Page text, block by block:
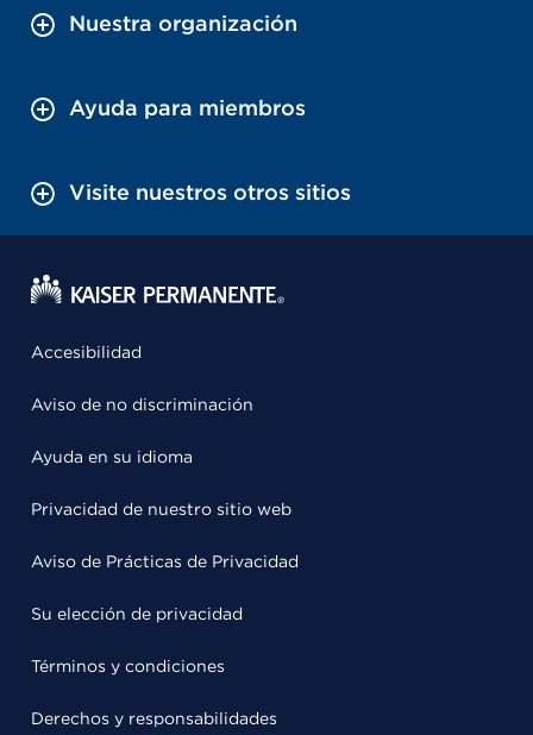
Nuestra organización
Ayuda para miembros
Visite nuestros otros sitios
Accesibilidad
Aviso de no discriminación
Ayuda en su idioma
Privacidad de nuestro sitio web
Aviso de Prácticas de Privacidad
Su elección de privacidad
Términos y condiciones
Derechos y responsabilidades